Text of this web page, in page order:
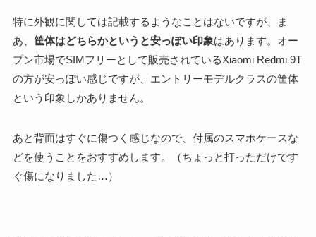
特に外観に関しては記載するようなことはないですが、ま
あ、 筐体はどちらかというと安っぽい印象はあります。オー
プン市場でSIMフリーとして販売されているXiaomi Redmi 9T
の方が安っぽい感じですが、エントリーモデルクラスの筐体
という印象しかありません。
あと背面はすぐに傷つく感じなので、付属のスマホケースな
どを使うことをおすすめします。（ちょっと打っただけです
ぐ傷になりました…）